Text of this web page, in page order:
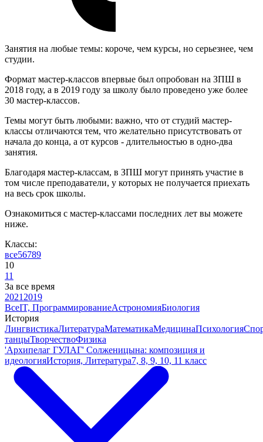
Занятия на любые темы: короче, чем курсы, но серьезнее, чем
студии.
Формат мастер-классов впервые был опробован на ЗПШ в
2018 году, а в 2019 году за школу было проведено уже более
30 мастер-классов.
Темы могут быть любыми: важно, что от студий мастер-
классы отличаются тем, что желательно присутствовать от
начала до конца, а от курсов - длительностью в одно-два
занятия.
Благодаря мастер-классам, в ЗПШ могут принять участие в
том числе преподаватели, у которых не получается приехать
на весь срок школы.
Ознакомиться с мастер-классами последних лет вы можете
ниже.
Классы:
все56789
10
11
За все время
2021 2019
ВсеIT, ПрограммированиеАстрономияБиология
История
ЛингвистикаЛитератураМатематикаМедицинаПсихология
танцыТворчествоФизика
'Архипелаг ГУЛАГ' Солженицына: композиция и
идеологияИстория, Литература7, 8, 9, 10, 11 класс